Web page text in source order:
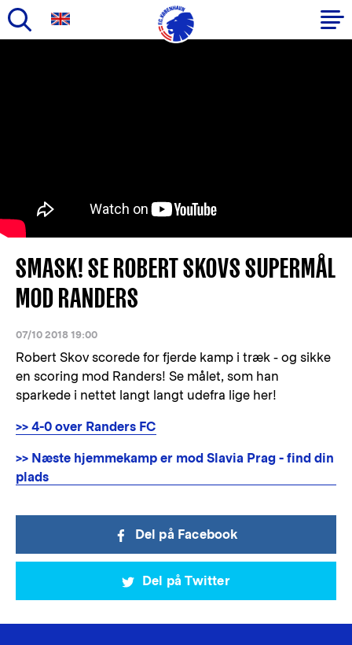
SMASK! SE ROBERT SKOVS SUPERMÅL
MOD RANDERS
07/10 2018 19:00
Robert Skov scorede for fjerde kamp i træk - og sikke
en scoring mod Randers! Se målet, som han
sparkede i nettet langt langt udefra lige her!
>> 4-0 over Randers FC
>> Næste hjemmekamp er mod Slavia Prag - find din
plads
Del på Facebook
Del på Twitter